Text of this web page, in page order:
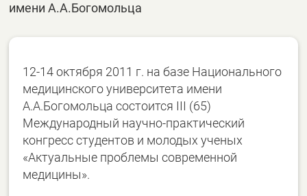
имени А.А.Богомольца
12-14 октября 2011 г. на базе Национального
медицинского университета имени
А.А.Богомольца состоится III (65)
Международный научно-практический
конгресс студентов и молодых ученых
«Актуальные проблемы современной
медицины».